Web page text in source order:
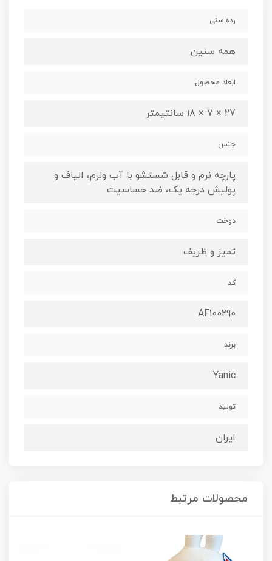
رده سنی
همه سنین
ابعاد محصول
27 × 7 × 18 سانتیمتر
جنس
پارچه نرم و قابل شستشو با آب ولرم، الیاف و
پولیش درجه یک، ضد حساسیت
دوخت
تمیز و ظریف
کد
AF100290
برند
Yanic
تولید
ایران
محصولات مرتبط